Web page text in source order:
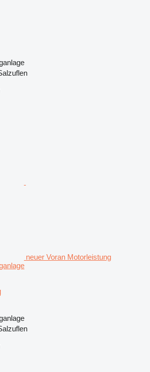
neuer Voran Motorleistung